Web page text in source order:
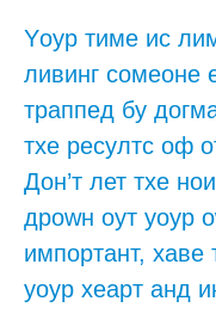
Yоур тиме ис
ливинг сомеоне
траппед бy
тхе ресултс оф
Дон’т лет тхе
дроwн оут yоур
импортант, хаве
yоур хеарт анд